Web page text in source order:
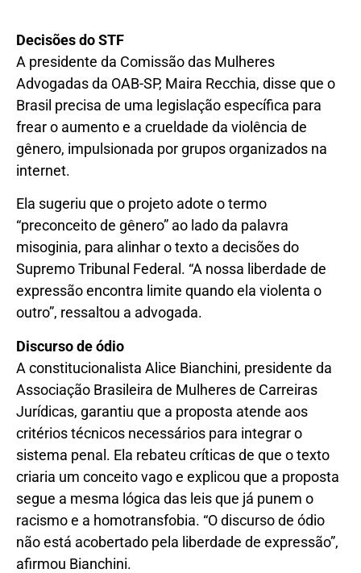
Decisões do STF
A presidente da Comissão das Mulheres
Advogadas da OAB-SP, Maira Recchia, disse que o
Brasil precisa de uma legislação específica para
frear o aumento e a crueldade da violência de
gênero, impulsionada por grupos organizados na
internet.
Ela sugeriu que o projeto adote o termo
“preconceito de gênero” ao lado da palavra
misoginia, para alinhar o texto a decisões do
Supremo Tribunal Federal. “A nossa liberdade de
expressão encontra limite quando ela violenta o
outro”, ressaltou a advogada.
Discurso de ódio
A constitucionalista Alice Bianchini, presidente da
Associação Brasileira de Mulheres de Carreiras
Jurídicas, garantiu que a proposta atende aos
critérios técnicos necessários para integrar o
sistema penal. Ela rebateu críticas de que o texto
criaria um conceito vago e explicou que a proposta
segue a mesma lógica das leis que já punem o
racismo e a homotransfobia. “O discurso de ódio
não está acobertado pela liberdade de expressão”,
afirmou Bianchini.